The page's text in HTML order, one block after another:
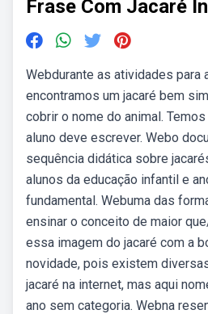
Frase Com Jacaré
Webdurante as atividades para
encontramos um jacaré bem
cobrir o nome do animal.
aluno deve escrever. Webo
sequência didática sobre
alunos da educação infantil e
fundamental. Webuma das
ensinar o conceito de maior
essa imagem do jacaré com a
novidade, pois existem
jacaré na internet, mas aqui
ano sem categoria. Webna